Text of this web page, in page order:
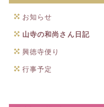
お知らせ
山寺の和尚さん日記
興徳寺便り
行事予定